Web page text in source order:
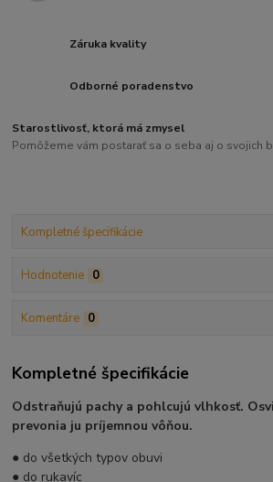
Záruka kvality
Odborné poradenstvo
Starostlivosť, ktorá má zmysel
Pomôžeme vám postarať sa o seba aj o svojich
Kompletné špecifikácie
Hodnotenie 0
Komentáre 0
Kompletné špecifikácie
Odstraňujú pachy a pohlcujú vlhkosť.
prevonia ju príjemnou vôňou.
● do všetkých typov obuvi
● do rukavíc